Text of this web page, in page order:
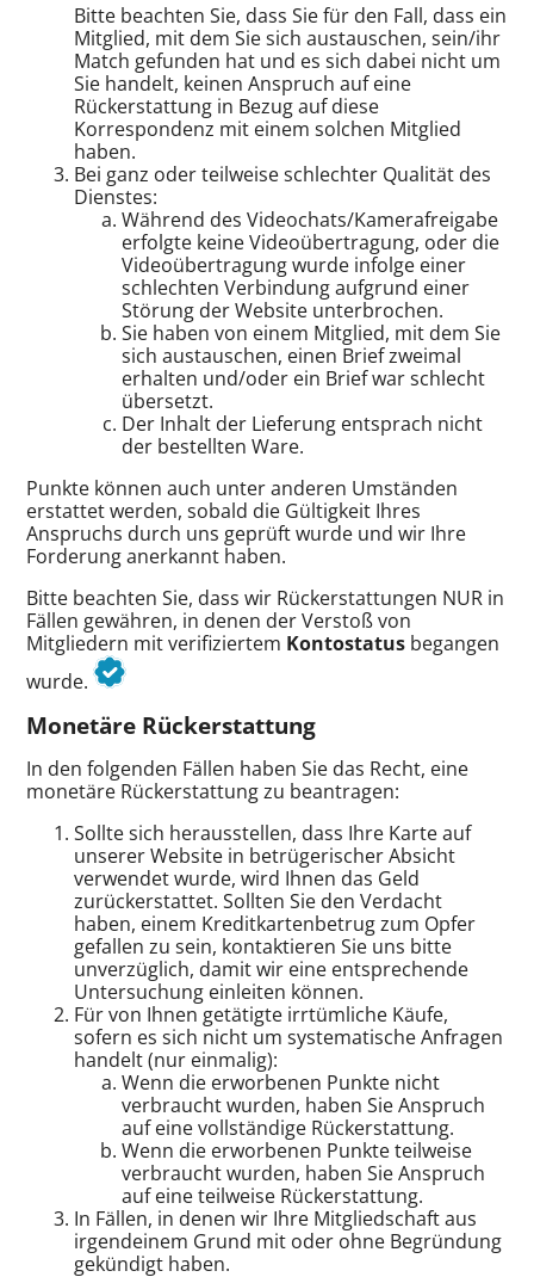
Bitte beachten Sie, dass Sie für den Fall, dass ein
Mitglied, mit dem Sie sich austauschen, sein/ihr
Match gefunden hat und es sich dabei nicht um
Sie handelt, keinen Anspruch auf eine
Rückerstattung in Bezug auf diese
Korrespondenz mit einem solchen Mitglied
haben.
Bei ganz oder teilweise schlechter Qualität des
Dienstes:
Während des Videochats/Kamerafreigabe
erfolgte keine Videoübertragung, oder die
Videoübertragung wurde infolge einer
schlechten Verbindung aufgrund einer
Störung der Website unterbrochen.
Sie haben von einem Mitglied, mit dem Sie
sich austauschen, einen Brief zweimal
erhalten und/oder ein Brief war schlecht
übersetzt.
Der Inhalt der Lieferung entsprach nicht
der bestellten Ware.
Punkte können auch unter anderen Umständen
erstattet werden, sobald die Gültigkeit Ihres
Anspruchs durch uns geprüft wurde und wir Ihre
Forderung anerkannt haben.
Bitte beachten Sie, dass wir Rückerstattungen NUR in
Fällen gewähren, in denen der Verstoß von
Mitgliedern mit verifiziertem Kontostatus begangen
wurde.
Monetäre Rückerstattung
In den folgenden Fällen haben Sie das Recht, eine
monetäre Rückerstattung zu beantragen:
Sollte sich herausstellen, dass Ihre Karte auf
unserer Website in betrügerischer Absicht
verwendet wurde, wird Ihnen das Geld
zurückerstattet. Sollten Sie den Verdacht
haben, einem Kreditkartenbetrug zum Opfer
gefallen zu sein, kontaktieren Sie uns bitte
unverzüglich, damit wir eine entsprechende
Untersuchung einleiten können.
Für von Ihnen getätigte irrtümliche Käufe,
sofern es sich nicht um systematische Anfragen
handelt (nur einmalig):
Wenn die erworbenen Punkte nicht
verbraucht wurden, haben Sie Anspruch
auf eine vollständige Rückerstattung.
Wenn die erworbenen Punkte teilweise
verbraucht wurden, haben Sie Anspruch
auf eine teilweise Rückerstattung.
In Fällen, in denen wir Ihre Mitgliedschaft aus
irgendeinem Grund mit oder ohne Begründung
gekündigt haben.